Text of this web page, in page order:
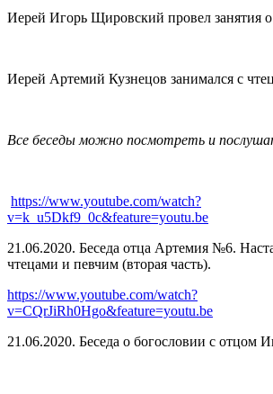
Иерей Игорь Щировский провел занятия о
Иерей Артемий Кузнецов занимался с
Все беседы можно посмотреть и
https://www.youtube.com/watch?
v=k_u5Dkf9_0c&feature=youtu.be
21.06.2020. Беседа отца Артемия №6.
чтецами и певчим (вторая часть).
https://www.youtube.com/watch?
v=CQrJiRh0Hgo&feature=youtu.be
21.06.2020. Беседа о богословии с отцом